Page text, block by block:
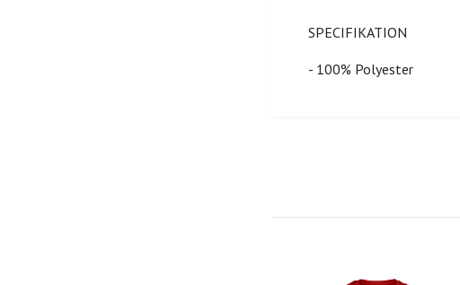
SPECIFIKATION
- 100% Polyester